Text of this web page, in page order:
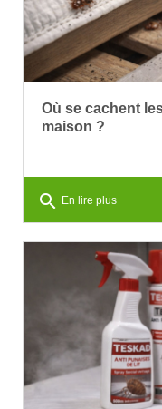
Où se cachent
maison ?
search En lire plus